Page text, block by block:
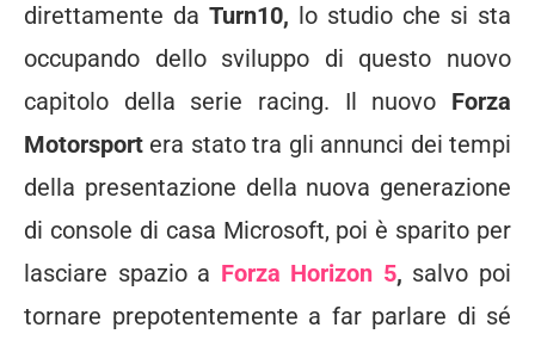
direttamente da Turn10,
lo studio che si sta
occupando dello sviluppo di questo nuovo
capitolo della serie racing. Il nuovo Forza
Motorsport era stato tra gli annunci dei tempi
della presentazione della nuova generazione
di console di casa Microsoft, poi è sparito per
lasciare spazio a Forza Horizon 5, salvo poi
tornare prepotentemente a far parlare di sé